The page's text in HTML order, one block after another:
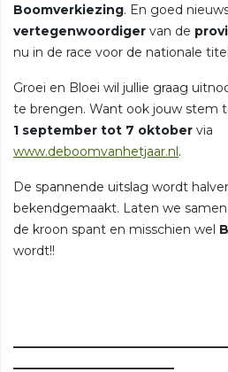
Boomverkiezing. En goed
vertegenwoordiger van de
nu in de race voor de nationale
Groei en Bloei wil jullie graag
te brengen. Want ook jouw stem
1 september tot 7 oktober via
www.deboomvanhetjaar.nl.
De spannende uitslag wordt
bekendgemaakt. Laten we
de kroon spant en misschien wel
wordt!!
__________________________